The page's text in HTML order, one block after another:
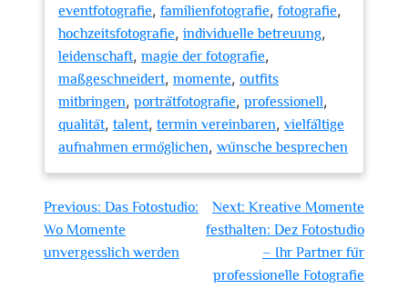
eventfotografie, familienfotografie, fotografie,
hochzeitsfotografie, individuelle betreuung,
leidenschaft, magie der fotografie,
maßgeschneidert, momente, outfits
mitbringen, porträtfotografie, professionell,
qualität, talent, termin vereinbaren, vielfältige
aufnahmen ermöglichen, wünsche besprechen
Beitragsnavigation
Previous: Das Fotostudio:
Wo Momente
unvergesslich werden
Next: Kreative Momente
festhalten: Dez Fotostudio
– Ihr Partner für
professionelle Fotografie